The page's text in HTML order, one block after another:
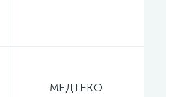
МЕДТЕКО